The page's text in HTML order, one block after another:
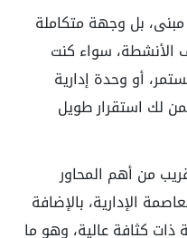
بل وجهة متكاملة
الأنشطة، سواء كنت
أو وحدة إدارية
لك استقرار طويل
من أهم المحاور
الإدارية، بالإضافة
كثافة عالية، وهو ما